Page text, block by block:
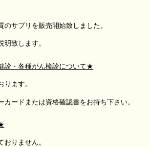
のサプリを販売開始致しました。
致します。
診・各種がん検診について★
ります。
カードまたは資格確認書をお持ち下さい。
りません。